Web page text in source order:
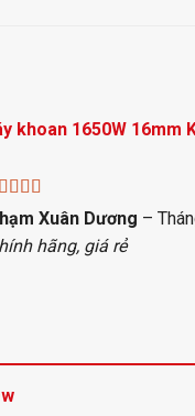
khoan 1650W 16mm
5out
5
Xuân Dương –
hãng, giá rẻ